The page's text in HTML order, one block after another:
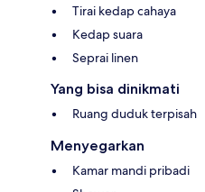
Tirai kedap cahaya
Kedap suara
Seprai linen
Yang bisa dinikmati
Ruang duduk terpisah
Menyegarkan
Kamar mandi pribadi